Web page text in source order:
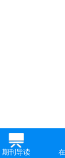
期刊导读